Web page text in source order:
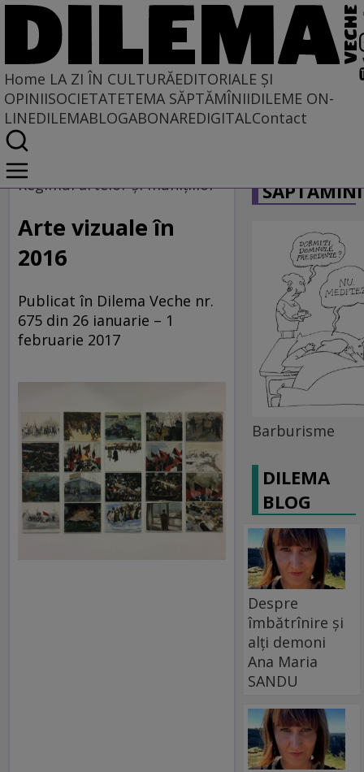
Home LA ZI ÎN CULTURĂEDITORIALE ȘI
OPINIISOCIETATETEMA SĂPTĂMÎNIIDILEME ON-
LINEDILEMABLOGABONAREDIGITALContact
Home
La zi în cultură
ARTE VIZUALE
Regimul artelor şi muniţiilor
Arte vizuale în
2016
Publicat în Dilema Veche nr.
675 din 26 ianuarie – 1
februarie 2017
Barburisme
DILEMA
BLOG
Despre
îmbătrînire și
alți demoni
Ana Maria
SANDU